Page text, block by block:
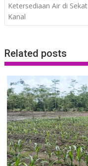
Ketersediaan Air di Sekat
Kanal
Related posts